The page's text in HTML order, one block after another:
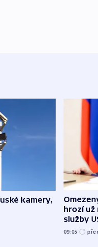
kamery,
hrozí už
služby
09:05